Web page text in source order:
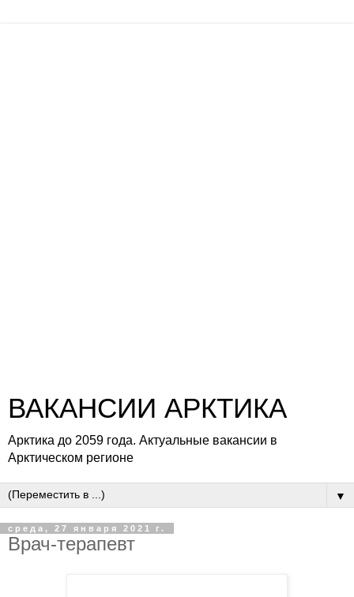
ВАКАНСИИ АРКТИКА
Арктика до 2059 года. Актуальные вакансии в
Арктическом регионе
▼
среда, 27 января 2021 г.
Врач-терапевт